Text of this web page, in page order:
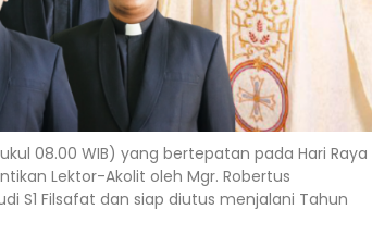
08.00 WIB) yang bertepatan pada Hari Raya
Lektor-Akolit oleh Mgr. Robertus
S1 Filsafat dan siap diutus menjalani Tahun